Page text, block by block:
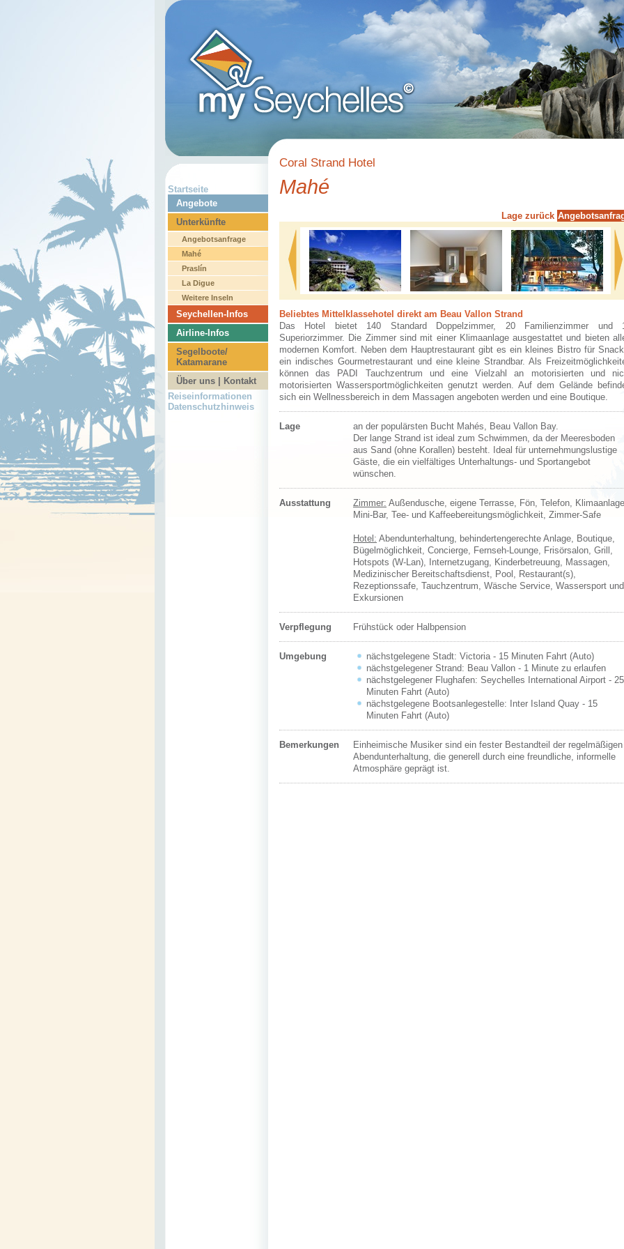
Startseite
Angebote
Unterkünfte
Angebotsanfrage
Mahé
Praslín
La Digue
Weitere Inseln
Seychellen-Infos
Airline-Infos
Segelboote/
Katamarane
Über uns | Kontakt
Reiseinformationen
Datenschutzhinweis
Coral Strand Hotel
Mahé
Lage zurück
Beliebtes Mittelklassehotel direkt am Beau Vallon Strand
Das Hotel bietet 140 Standard Doppelzimmer, 20 Familienzimmer und
Superiorzimmer. Die Zimmer sind mit einer Klimaanlage ausgestattet und bieten
modernen Komfort. Neben dem Hauptrestaurant gibt es ein kleines Bistro für
ein indisches Gourmetrestaurant und eine kleine Strandbar. Als
können das PADI Tauchzentrum und eine Vielzahl an motorisierten und
motorisierten Wassersportmöglichkeiten genutzt werden. Auf dem Gelände
sich ein Wellnessbereich in dem Massagen angeboten werden und eine Boutique.
Lage
an der populärsten Bucht Mahés, Beau Vallon Bay.
Der lange Strand ist ideal zum Schwimmen, da der Meeresboden
aus Sand (ohne Korallen) besteht. Ideal für unternehmungslustige
Gäste, die ein vielfältiges Unterhaltungs- und Sportangebot
wünschen.
Ausstattung Zimmer: Außendusche, eigene Terrasse, Fön, Telefon,
Mini-Bar, Tee- und Kaffeebereitungsmöglichkeit, Zimmer-Safe
Hotel: Abendunterhaltung, behindertengerechte Anlage, Boutique,
Bügelmöglichkeit, Concierge, Fernseh-Lounge, Frisörsalon, Grill,
Hotspots (W-Lan), Internetzugang, Kinderbetreuung, Massagen,
Medizinischer Bereitschaftsdienst, Pool, Restaurant(s),
Rezeptionssafe, Tauchzentrum, Wäsche Service, Wassersport und
Exkursionen
Verpflegung Frühstück oder Halbpension
Umgebung
nächstgelegene Stadt: Victoria - 15 Minuten Fahrt (Auto)
nächstgelegener Strand: Beau Vallon - 1 Minute zu erlaufen
nächstgelegener Flughafen: Seychelles International Airport - 25
Minuten Fahrt (Auto)
nächstgelegene Bootsanlegestelle: Inter Island Quay - 15
Minuten Fahrt (Auto)
Bemerkungen
Einheimische Musiker sind ein fester Bestandteil der regelmäßigen
Abendunterhaltung, die generell durch eine freundliche, informelle
Atmosphäre geprägt ist.